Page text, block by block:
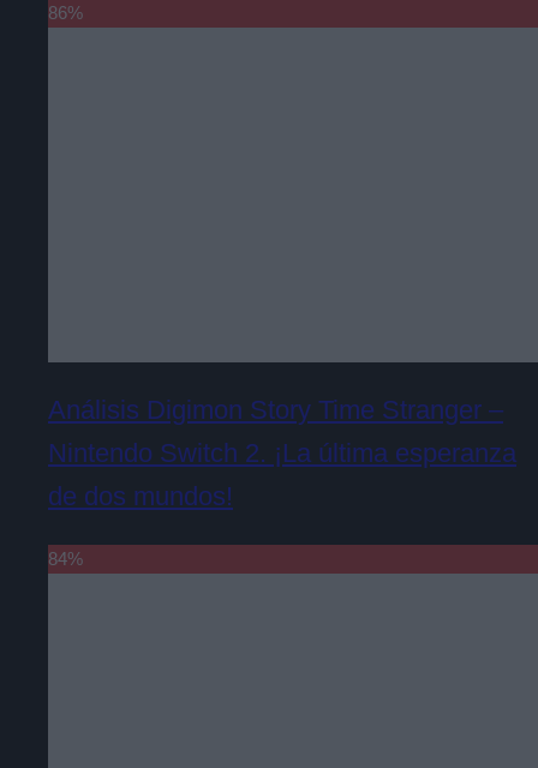
86%
Análisis Digimon Story Time Stranger –
Nintendo Switch 2. ¡La última esperanza
de dos mundos!
84%